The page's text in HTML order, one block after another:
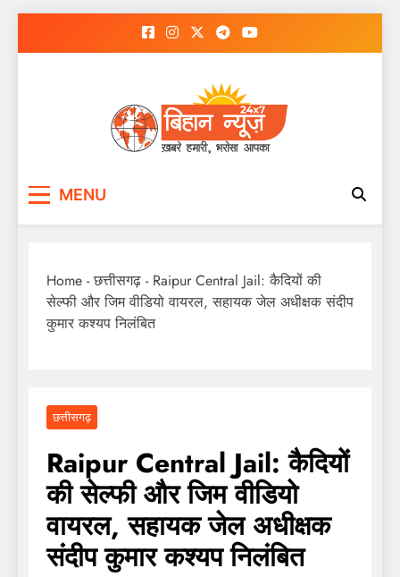
MENU
Home -छत्तीसगढ़ - Raipur Central Jail: कैदियों की
सेल्फी और जिम वीडियो वायरल, सहायक जेल अधीक्षक संदीप
कुमार कश्यप निलंबित
छत्तीसगढ़
Raipur Central Jail: कैदियों
की सेल्फी और जिम वीडियो
वायरल, सहायक जेल अधीक्षक
संदीप कुमार कश्यप निलंबित